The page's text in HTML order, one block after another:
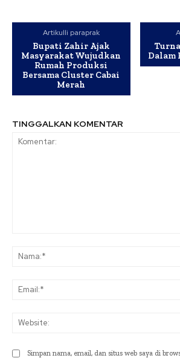
Artikulli paraprak
Bupati Zahir Ajak
Masyarakat Wujudkan
Rumah Produksi
Bersama Cluster Cabai
Merah
Dalam
TINGGALKAN KOMENTAR
Simpan nama, email, dan situs web saya di